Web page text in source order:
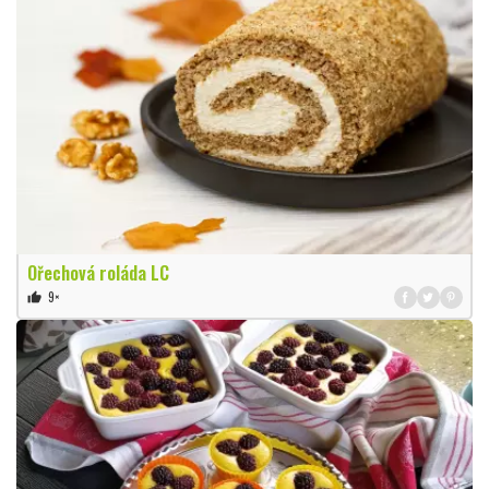
Ořechová roláda LC
thumb_up 9×